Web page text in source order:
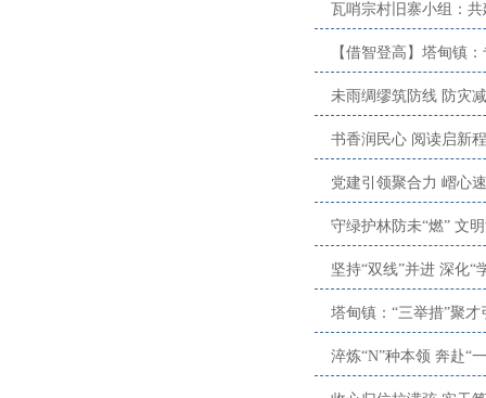
瓦哨宗村旧寨小组：
【借智登高】塔甸镇
未雨绸缪筑防线 防灾
书香润民心 阅读启新
党建引领聚合力 嶍心
守绿护林防未“燃” 文
塔甸镇：“三举措”聚
淬炼“N”种本领 奔赴“